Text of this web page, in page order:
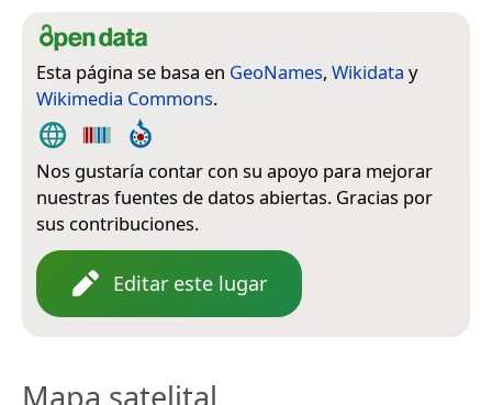
Esta página se basa en GeoNames, Wikidata y
Wikimedia Commons.
Nos gustaría contar con su apoyo para mejorar
nuestras fuentes de datos abiertas. Gracias por
sus contribuciones.
Editar este lugar
Mapa satelital